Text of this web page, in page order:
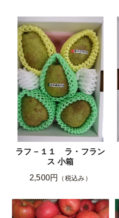
ラフ－１１ ラ・フラン
ス 小箱
2,500円
（税込み）